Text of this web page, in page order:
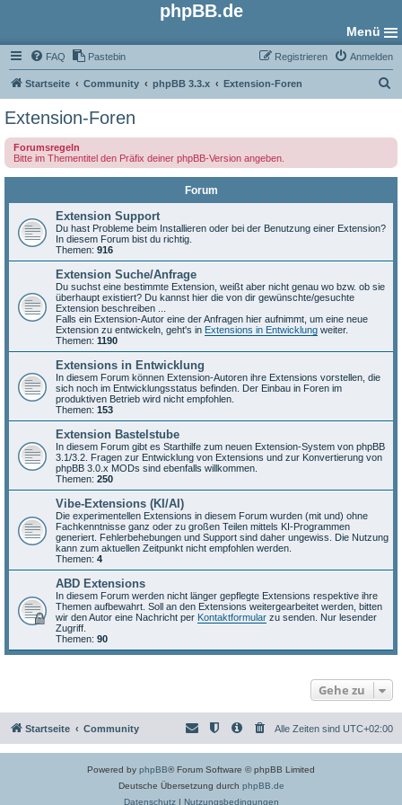
phpBB.de
Menü
FAQ Pastebin Anmelden
Registrieren
Startseite Community phpBB 3.3.x Extension-Foren
e
Extension-Foren
Forumsregeln
Bitte im Thementitel den Präfix deiner phpBB-Version angeben.
Forum
Extension Support
Du hast Probleme beim Installieren oder bei der Benutzung einer Extension?
In diesem Forum bist du richtig.
Themen: 916
Extension Suche/Anfrage
Du suchst eine bestimmte Extension, weißt aber nicht genau wo bzw. ob sie
überhaupt existiert? Du kannst hier die von dir gewünschte/gesuchte
Extension beschreiben ...
Falls ein Extension-Autor eine der Anfragen hier aufnimmt, um eine neue
Extension zu entwickeln, geht's in Extensions in Entwicklung weiter.
Themen: 1190
Extensions in Entwicklung
In diesem Forum können Extension-Autoren ihre Extensions vorstellen, die
sich noch im Entwicklungsstatus befinden. Der Einbau in Foren im
produktiven Betrieb wird nicht empfohlen.
Themen: 153
Extension Bastelstube
In diesem Forum gibt es Starthilfe zum neuen Extension-System von phpBB
3.1/3.2. Fragen zur Entwicklung von Extensions und zur Konvertierung von
phpBB 3.0.x MODs sind ebenfalls willkommen.
Themen: 250
Vibe-Extensions (KI/AI)
Die experimentellen Extensions in diesem Forum wurden (mit und) ohne
Fachkenntnisse ganz oder zu großen Teilen mittels KI-Programmen
generiert. Fehlerbehebungen und Support sind daher ungewiss. Die Nutzung
kann zum aktuellen Zeitpunkt nicht empfohlen werden.
Themen: 4
ABD Extensions
In diesem Forum werden nicht länger gepflegte Extensions respektive ihre
Themen aufbewahrt. Soll an den Extensions weitergearbeitet werden, bitten
wir den Autor eine Nachricht per Kontaktformular zu senden. Nur lesender
Zugriff.
Themen: 90
Gehe zu
Startseite Community Alle Zeiten sind UTC+02:00
Powered by phpBB® Forum Software © phpBB Limited
Deutsche Übersetzung durch phpBB.de
Datenschutz| Nutzungsbedingungen